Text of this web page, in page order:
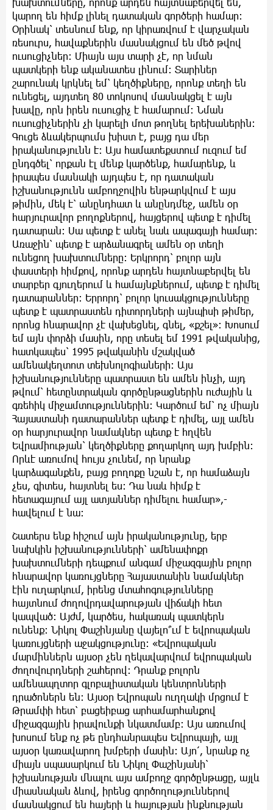
կարող են հիմք լինել դատական գործերի համար։
Օրինակ՝ տեսնում ենք, որ կիրառվում է վարչական
ռեսուրս, հավաքներին մասնակցում են մեծ թվով
ուսուցիչներ։ Միայն այս տարի չէ, որ նման
պատկերի ենք ականատես լինում։ Տարիներ
շարունակ կրկնել եմ՝ կեղծիքները, որոնք տեղի են
ունեցել, այդտեղ 80 տոկոսով մասնակցել է այն
խավը, որն իրեն ուսուցիչ է համարում։ Նման
ուսուցիչներին չի կարելի մոտ թողնել երեխաներին։
Գուցե ձևակերպումս խիստ է, բայց դա մեր
իրականությունն է։ Այս համատեքստում ուզում եմ
ընդգծել՝ որքան էլ մենք կարծենք, համարենք, և
իրապես մասնակի այդպես է, որ դատական
իշխանությունն ամբողջովին ենթարկվում է այս
թիմին, մեկ է՝ անընդհատ և անընդմեջ, ամեն օր
հարյուրավոր բողոքներով, հայցերով պետք է դիմել
դատարան։ Սա պետք է անել նաև ապագայի համար։
Առաջին՝ պետք է արձանագրել ամեն օր տեղի
ունեցող խախտումները։ Երկրորդ՝ բոլոր այն
փաստերի հիմքով, որոնք արդեն հայտնաբերվել են
տարբեր գյուղերում և համայնքներում, պետք է դիմել
դատարաններ։ Երրորդ՝ բոլոր կուսակցությունները
պետք է պատրաստեն դիտորդների այնպիսի թիմեր,
որոնց հնարավոր չէ վախեցնել, գնել, «քշել»։ Խոսում
եմ այն փորձի մասին, որը տեսել եմ 1991 թվականից,
հատկապես՝ 1995 թվականին մշակված
ամենակեղտոտ տեխնոլոգիաների։ Այս
իշխանությունները պատրաստ են ամեն ինչի, այդ
թվում՝ հետընտրական գործընթացներին ուժային և
գռեհիկ միջամտություններին։ Կարծում եմ՝ ոչ միայն
Հայաստանի դատարաններ պետք է դիմել, այլ ամեն
օր հարյուրավոր նամակներ պետք է հղվեն
Եվրամիության՝ կեղծիքները քողարկող այդ խմբին։
Որևէ առումով հույս չունեմ, որ նրանք
կարձագանքեն, բայց բողոքը նշան է, որ համաձայն
չես, գիտես, հայտնել ես։ Դա նաև հիմք է
հետագայում այլ ատյաններ դիմելու համար»,-
հավելում է նա։
Շատերս ենք հիշում այն իրականությունը, երբ
նախկին իշխանությունների՝ ամենափոքր
խախտումների դեպքում անգամ միջազգային բոլոր
հնարավոր կառույցները Հայաստանին նամակներ
էին ուղարկում, իրենց մտահոգությունները
հայտնում ժողովրդավարության վիճակի հետ
կապված։ Այժմ, կարծես, հակառակ պատկերն
ունենք։ Նիկոլ Փաշինյանը վայելո՞ւմ է եվրոպական
կառույցների աջակցությունը։ «Եվրոպական
մարմիններն այսօր չեն ղեկավարվում եվրոպական
ժողովուրդների շահերով։ Դրանք բոլորն
ամենապղտոր գլոբալիստական կենտրոնների
դրածոներն են։ Այսօր Եվրոպան ուղղակի մրցում է
Թրամփի հետ՝ բացեիբաց արհամարհանքով
միջազգային իրավունքի նկատմամբ։ Այս առումով
խոսում ենք ոչ թե ընդհանրապես Եվրոպայի, այլ
այսօր կառավարող խմբերի մասին։ Այո՛, նրանք ոչ
միայն սպասարկում են Նիկոլ Փաշինյանի՝
իշխանության մնալու այս ամբողջ գործընթացը, այլև
միասնական ձևով, իրենց գործողություններով
մասնակցում են հայերի և հայության ինքնության